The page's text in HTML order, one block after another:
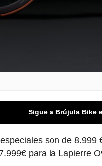
Sigue a Brújula Bike
son de
para la Lapierre